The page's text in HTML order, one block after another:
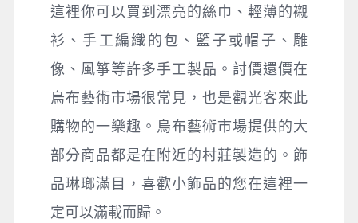
這裡你可以買到漂亮的絲巾、輕薄的襯
衫、手工編織的包、籃子或帽子、雕
像、風箏等許多手工製品。討價還價在
烏布藝術市場很常見，也是觀光客來此
購物的一樂趣。烏布藝術市場提供的大
部分商品都是在附近的村莊製造的。飾
品琳瑯滿目，喜歡小飾品的您在這裡一
定可以滿載而歸。